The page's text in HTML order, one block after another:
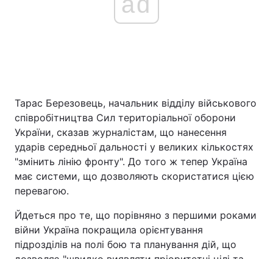
Тарас Березовець, начальник відділу військового
співробітництва Сил територіальної оборони
України, сказав журналістам, що нанесення
ударів середньої дальності у великих кількостях
"змінить лінію фронту". До того ж тепер Україна
має системи, що дозволяють скористатися цією
перевагою.
Йдеться про те, що порівняно з першими роками
війни Україна покращила орієнтування
підрозділів на полі бою та планування дій, що